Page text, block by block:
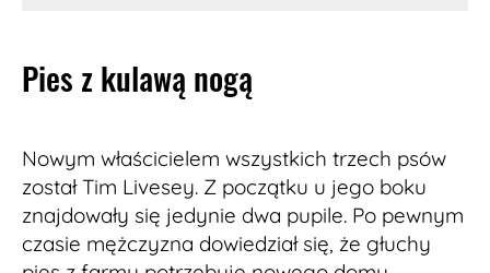
Pies z kulawą nogą
Nowym właścicielem wszystkich trzech psów
został Tim Livesey. Z początku u jego boku
znajdowały się jedynie dwa pupile. Po pewnym
czasie mężczyzna dowiedział się, że głuchy